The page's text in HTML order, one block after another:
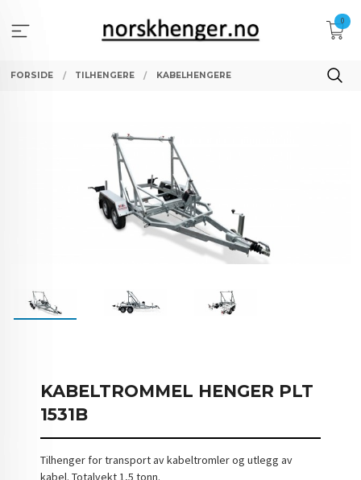
innholdet
0
FORSIDE TILHENGERE KABELHENGERE
KABELTROMMEL HENGER PLT
1531B
Tilhenger for transport av kabeltromler og utlegg av
kabel. Totalvekt 1,5 tonn.